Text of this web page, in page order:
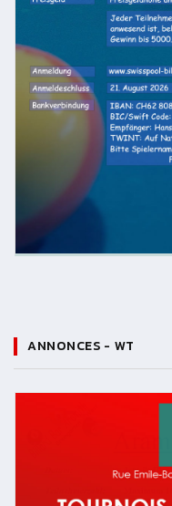
ANNONCES - WT